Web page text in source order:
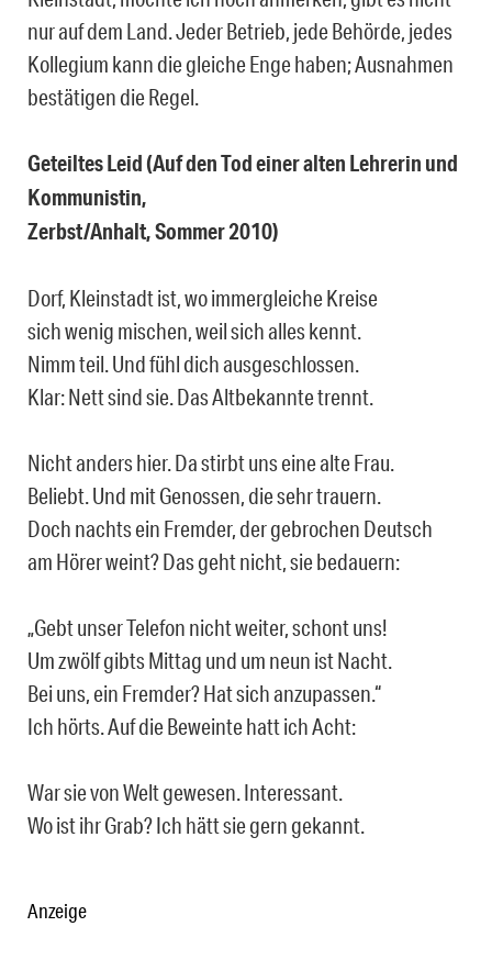
nur auf dem Land. Jeder Betrieb, jede Behörde, jedes
Kollegium kann die gleiche Enge haben; Ausnahmen
bestätigen die Regel.
Geteiltes Leid (Auf den Tod einer alten Lehrerin und
Kommunistin,
Zerbst/Anhalt, Sommer 2010)
Dorf, Kleinstadt ist, wo immergleiche Kreise
sich wenig mischen, weil sich alles kennt.
Nimm teil. Und fühl dich ausgeschlossen.
Klar: Nett sind sie. Das Altbekannte trennt.
Nicht anders hier. Da stirbt uns eine alte Frau.
Beliebt. Und mit Genossen, die sehr trauern.
Doch nachts ein Fremder, der gebrochen Deutsch
am Hörer weint? Das geht nicht, sie bedauern:
„Gebt unser Telefon nicht weiter, schont uns!
Um zwölf gibts Mittag und um neun ist Nacht.
Bei uns, ein Fremder? Hat sich anzupassen.“
Ich hörts. Auf die Beweinte hatt ich Acht:
War sie von Welt gewesen. Interessant.
Wo ist ihr Grab? Ich hätt sie gern gekannt.
Anzeige